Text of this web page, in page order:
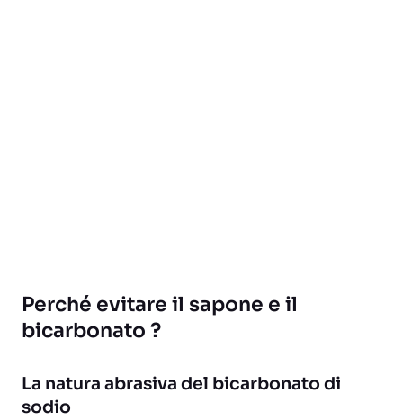
Perché evitare il sapone e il
bicarbonato ?
La natura abrasiva del bicarbonato di
sodio